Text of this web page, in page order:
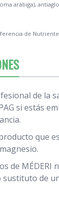
arábiga),
de
de la
si estás
que
de MÉDERI
de